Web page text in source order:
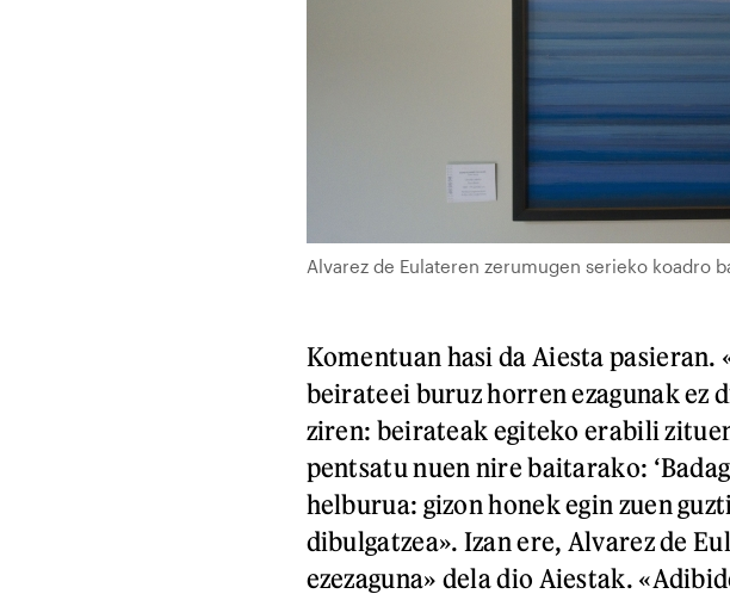
Alvarez de Eulateren zerumugen serieko koadro
Komentuan hasi da Aiesta pasieran.
beirateei buruz horren ezagunak ez
ziren: beirateak egiteko erabili
pentsatu nuen nire baitarako:
helburua: gizon honek egin zuen
dibulgatzea». Izan ere, Alvarez de
ezezaguna» dela dio Aiestak.